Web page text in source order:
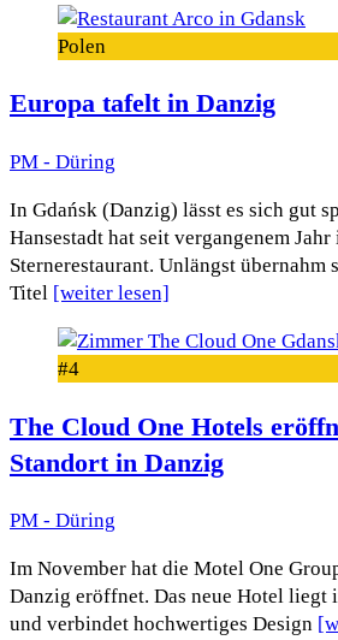
Polen
Europa tafelt in Danzig
PM - Düring
In Gdańsk (Danzig) lässt es sich gut
Hansestadt hat seit vergangenem Jahr
Sternerestaurant. Unlängst übernahm
Titel [weiter lesen]
#4
The Cloud One Hotels
Standort in Danzig
PM - Düring
Im November hat die Motel One
Danzig eröffnet. Das neue Hotel liegt
und verbindet hochwertiges Design